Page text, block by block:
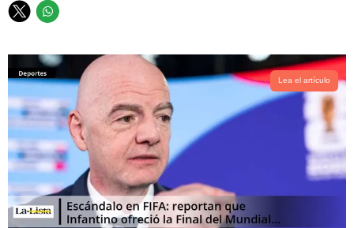
T
i
t
t
e
r
W
a
t
s
a
p
p
Lea el artículo